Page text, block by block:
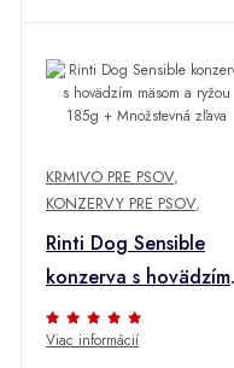
KRMIVO PRE PSOV,
KONZERVY PRE PSOV,
Rinti Dog Sensible
konzerva s hovädzím
mäsom a ryžou 185g +
Množstevná zľava
Viac informácií